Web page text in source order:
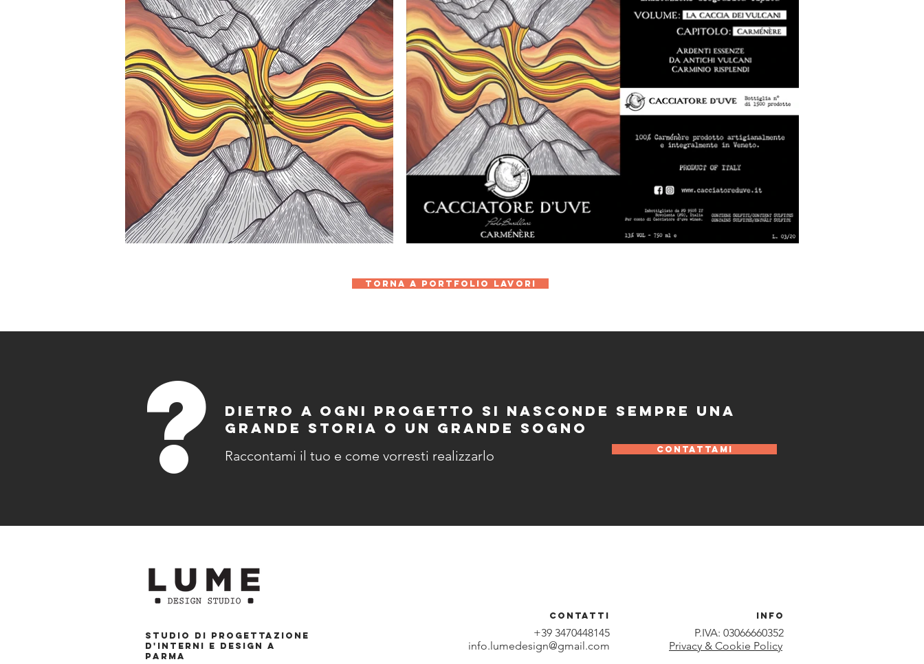
Torna a portfolio lavori
?DIETRO A OGNI PROGETTO SI NASCONDE SEMPRE UNA
GRANDE STORIA O UN GRANDE SOGNO
Raccontami il tuo e come vorresti realizzarlo CONTATTAMI
Studio di progettazione
d'interni e design a
Parma
contatti
+39 3470448145
info.lumedesign@gmail.com
info
P.IVA: 03066660352
Privacy & Cookie Policy